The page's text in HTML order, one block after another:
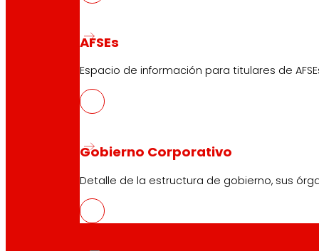
AFSEs
Espacio de información para titulares de
Gobierno Corporativo
Detalle de la estructura de gobierno, sus